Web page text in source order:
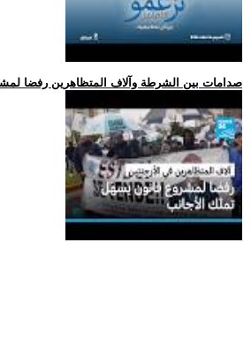
.. صدامات بين الشرطة وآلاف المتظاهرين رفضا